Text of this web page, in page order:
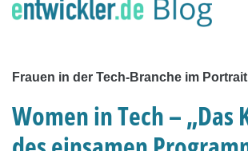
Frauen in der Tech-Branche im
Women in Tech – „Das